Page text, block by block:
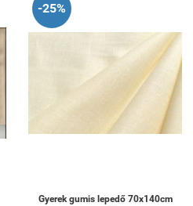
-25%
Gyerek gumis lepedő 70x140cm